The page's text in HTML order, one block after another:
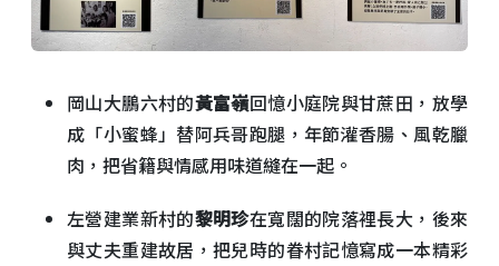
岡山大鵬六村的黃富嶺回憶小庭院與甘蔗田，放學
成「小蜜蜂」替阿兵哥跑腿，年節灌香腸、風乾臘
肉，把省籍與情感用味道縫在一起。
左營建業新村的黎明珍在寬闊的院落裡長大，後來
與丈夫重建故居，把兒時的眷村記憶寫成一本精彩